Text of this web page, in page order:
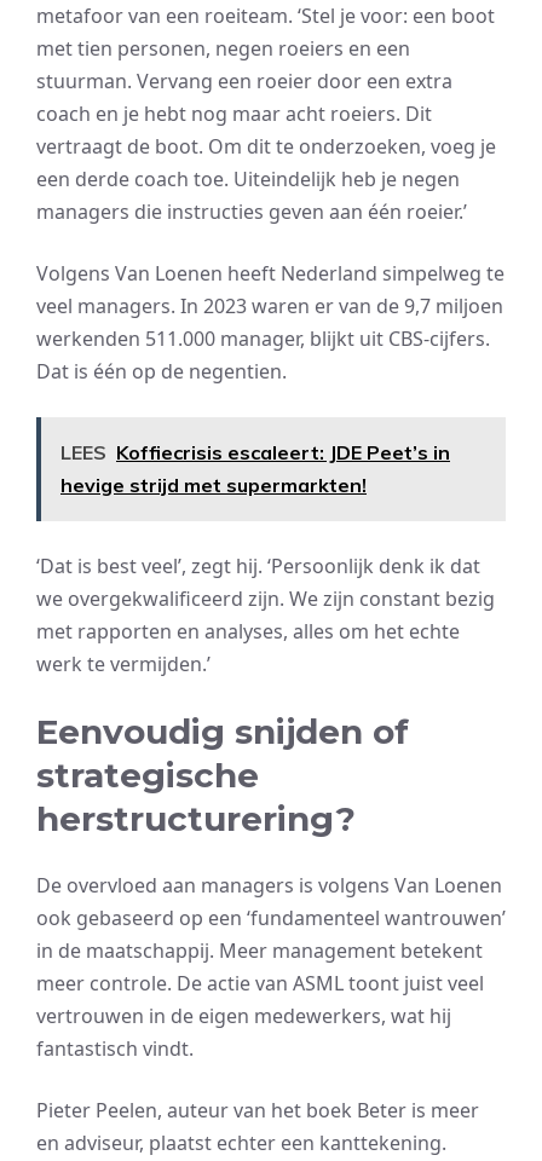
metafoor van een roeiteam. ‘Stel je voor: een boot
met tien personen, negen roeiers en een
stuurman. Vervang een roeier door een extra
coach en je hebt nog maar acht roeiers. Dit
vertraagt de boot. Om dit te onderzoeken, voeg je
een derde coach toe. Uiteindelijk heb je negen
managers die instructies geven aan één roeier.’
Volgens Van Loenen heeft Nederland simpelweg te
veel managers. In 2023 waren er van de 9,7 miljoen
werkenden 511.000 manager, blijkt uit CBS-cijfers.
Dat is één op de negentien.
LEES Koffiecrisis escaleert: JDE Peet’s in
hevige strijd met supermarkten!
‘Dat is best veel’, zegt hij. ‘Persoonlijk denk ik dat
we overgekwalificeerd zijn. We zijn constant bezig
met rapporten en analyses, alles om het echte
werk te vermijden.’
Eenvoudig snijden of
strategische
herstructurering?
De overvloed aan managers is volgens Van Loenen
ook gebaseerd op een ‘fundamenteel wantrouwen’
in de maatschappij. Meer management betekent
meer controle. De actie van ASML toont juist veel
vertrouwen in de eigen medewerkers, wat hij
fantastisch vindt.
Pieter Peelen, auteur van het boek Beter is meer
en adviseur, plaatst echter een kanttekening.